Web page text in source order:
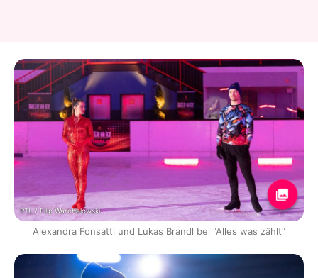
RTL / Filip Warchalowski
Alexandra Fonsatti und Lukas Brandl bei "Alles was zählt"